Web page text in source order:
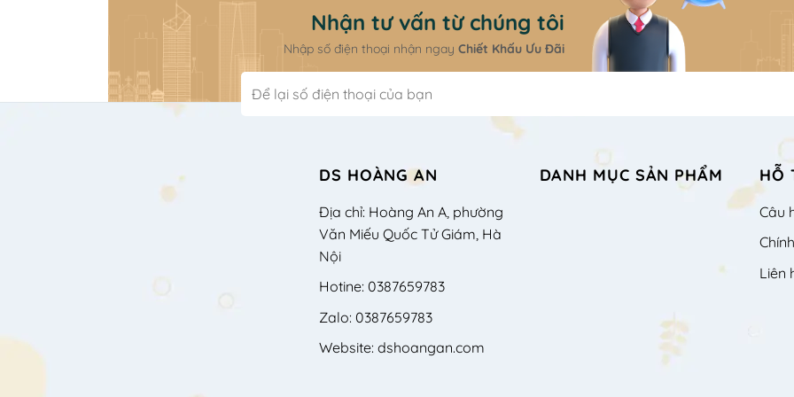
Nhận tư vấn từ chúng tôi
Nhập số điện thoại nhận ngay Chiết Khấu Ưu Đãi
DS HOÀNG AN
Địa chỉ: Hoàng An A, phường
Văn Miếu Quốc Tử Giám, Hà
Nội
Hotine: 0387659783
Zalo: 0387659783
Website: dshoangan.com
DANH MỤC SẢN PHẨM HỖ
Câu
Liên